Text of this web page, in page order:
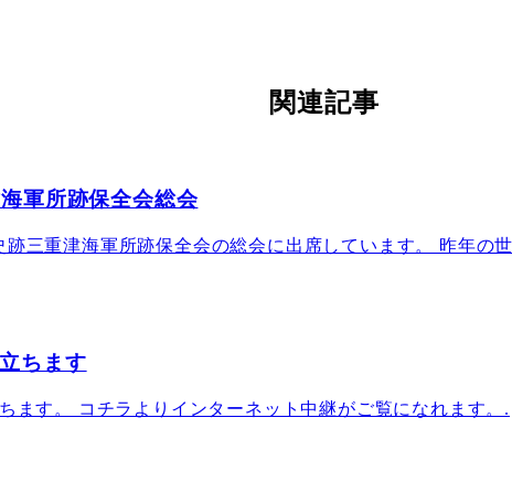
関連記事
軍所跡保全会総会
跡三重津海軍所跡保全会の総会に出席しています。 昨年の
ちます
ます。 コチラよりインターネット中継がご覧になれます。.